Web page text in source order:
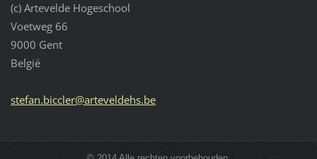
(c) Artevelde Hogeschool
Voetweg 66
9000 Gent
België
stefan.biccler@arteveldehs.be